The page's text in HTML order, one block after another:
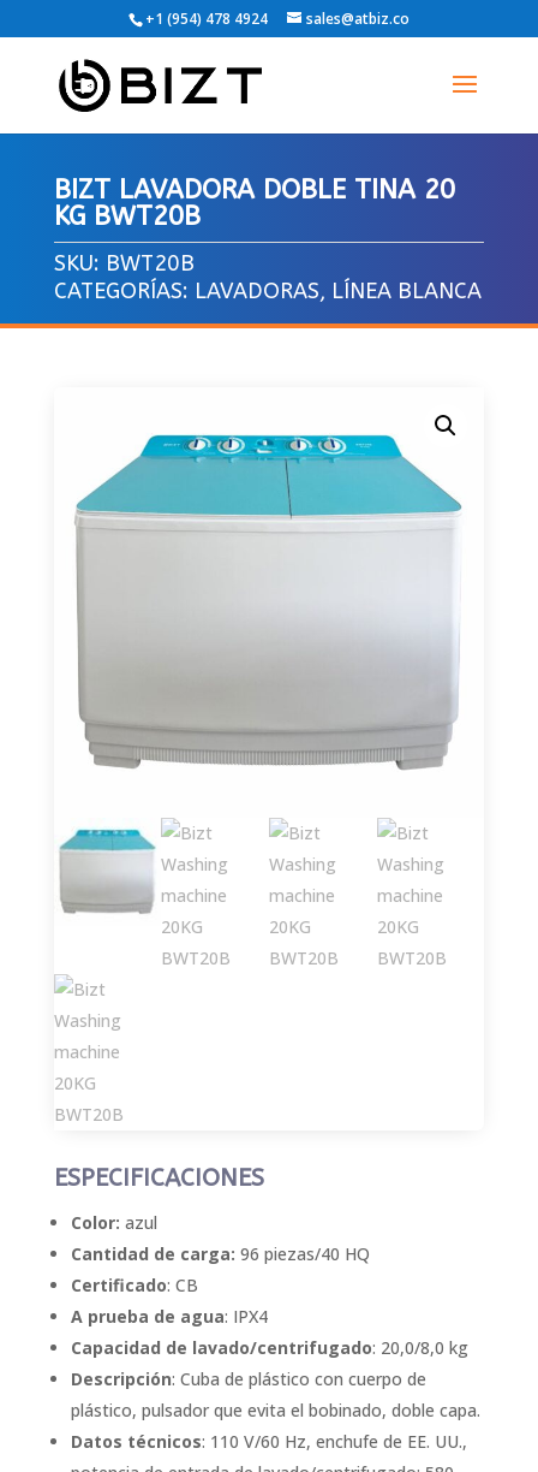
+1 (954) 478 4924 sales@atbiz.co
BIZT LAVADORA DOBLE TINA 20
KG BWT20B
SKU: BWT20B
CATEGORÍAS: LAVADORAS, LÍNEA BLANCA
ESPECIFICACIONES
Color: azul
Cantidad de carga: 96 piezas/40 HQ
Certificado: CB
A prueba de agua: IPX4
Capacidad de lavado/centrifugado: 20,0/8,0 kg
Descripción: Cuba de plástico con cuerpo de
plástico, pulsador que evita el bobinado, doble capa.
Datos técnicos: 110 V/60 Hz, enchufe de EE. UU.,